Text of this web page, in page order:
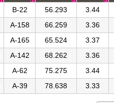
B-22 56.293 3.44
A-158 66.259
3.36
A-165 65.524 3.37
A-142 68.262 3.36
A-62 75.275 3.44
A-39 78.638 3.33